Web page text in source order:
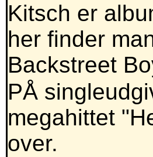
Kitsch er
her finder
Backstreet
PÅ
megahittet
over.